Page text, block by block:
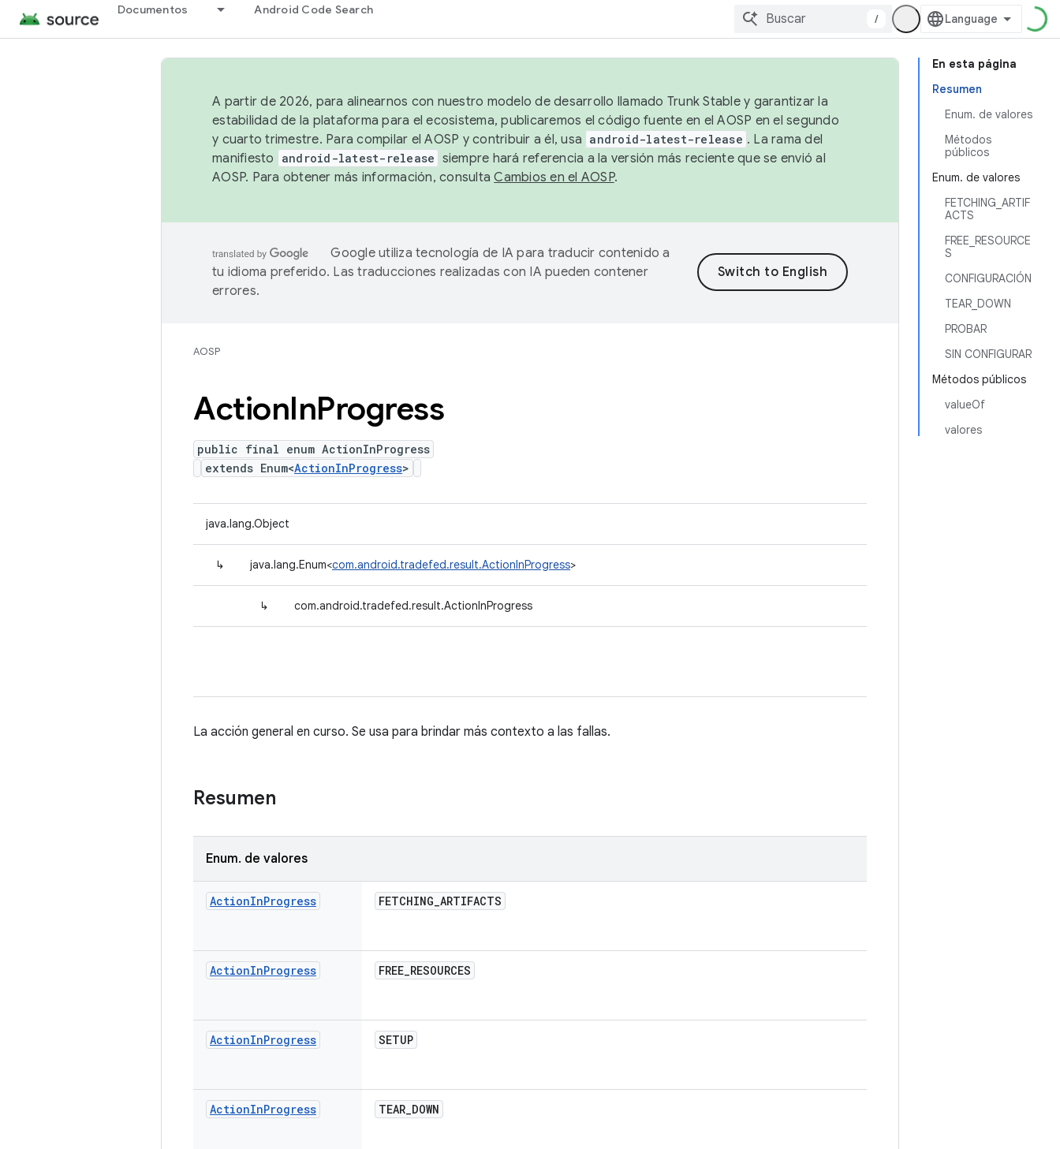
Documentos Android Code Search
/
En esta página
Resumen
Enum. de valores
Métodos
públicos
Enum. de valores
FETCHING_ARTIF
ACTS
FREE_RESOURCE
S
CONFIGURACIÓN
TEAR_DOWN
PROBAR
SIN CONFIGURAR
Métodos públicos
valueOf
valores
A partir de 2026, para alinearnos con nuestro modelo de desarrollo llamado Trunk Stable y garantizar la
estabilidad de la plataforma para el ecosistema, publicaremos el código fuente en el AOSP en el segundo
y cuarto trimestre. Para compilar el AOSP y contribuir a él, usa android-latest-release . La rama del
manifiesto
android-latest-release siempre hará referencia a la versión más reciente que se envió al
AOSP. Para obtener más información, consultaCambios en el AOSP.
Google utiliza tecnología de IA para traducir contenido a
tu idioma preferido. Las traducciones realizadas con IA pueden contener
errores.
AOSP
ActionInProgress
public final enum ActionInProgress
extends Enum<ActionInProgress>
java.lang.Object
↳ java.lang.Enum<com.android.tradefed.result.ActionInProgress>
↳ com.android.tradefed.result.ActionInProgress
La acción general en curso. Se usa para brindar más contexto a las fallas.
Resumen
Enum. de valores
ActionInProgress FETCHING_ARTIFACTS
ActionInProgress FREE_RESOURCES
ActionInProgress SETUP
ActionInProgress TEAR_DOWN